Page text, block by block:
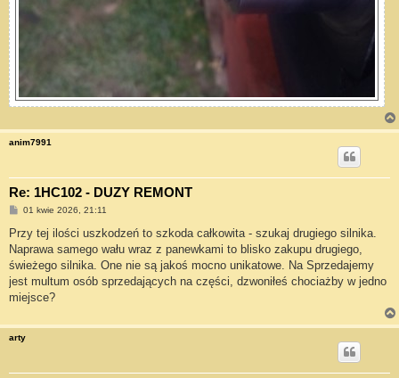
anim7991
Re: 1HC102 - DUZY REMONT
P
s
01 kwie 2026, 21:11
Przy tej ilości uszkodzeń to szkoda całkowita - szukaj drugiego silnika.
Naprawa samego wału wraz z panewkami to blisko zakupu drugiego,
świeżego silnika. One nie są jakoś mocno unikatowe. Na Sprzedajemy
jest multum osób sprzedających na części, dzwoniłeś chociażby w jedno
miejsce?
arty